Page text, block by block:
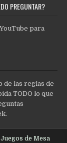
PREGUNTAR?
para
de las reglas de
TODO lo que
.
de Mesa